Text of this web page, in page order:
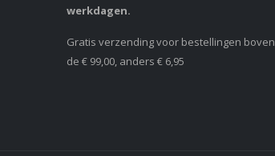
werkdagen.
Gratis verzending voor bestellingen boven
de € 99,00, anders € 6,95